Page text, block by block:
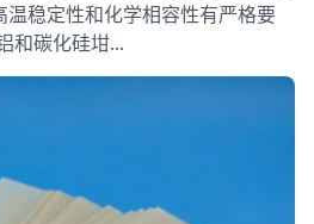
稳定性和化学相容性有严格要
和碳化硅坩…